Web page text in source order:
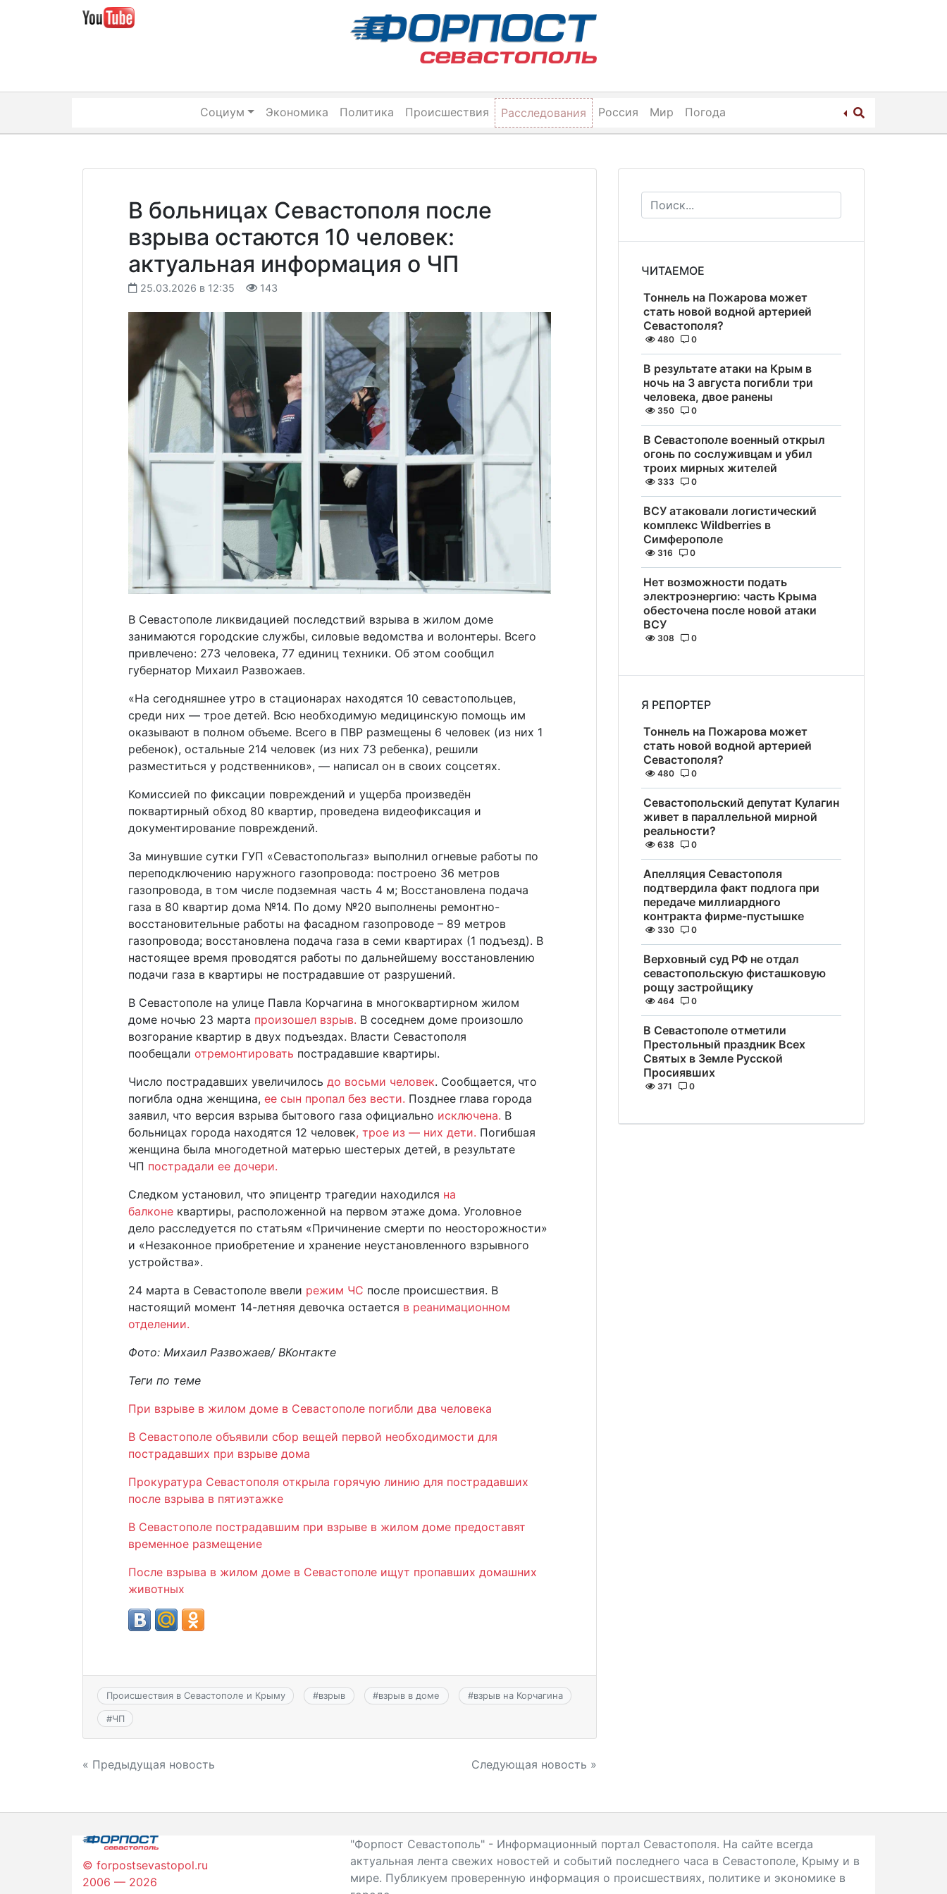
Социум Экономика Политика Происшествия Расследования Россия Мир Погода
В больницах Севастополя после
взрыва остаются 10 человек:
актуальная информация о ЧП
25.03.2026 в 12:35 143
В Севастополе ликвидацией последствий взрыва в жилом доме
занимаются городские службы, силовые ведомства и волонтеры. Всего
привлечено: 273 человека, 77 единиц техники. Об этом сообщил
губернатор Михаил Развожаев.
«На сегодняшнее утро в стационарах находятся 10 севастопольцев,
среди них — трое детей. Всю необходимую медицинскую помощь им
оказывают в полном объеме. Всего в ПВР размещены 6 человек (из них 1
ребенок), остальные 214 человек (из них 73 ребенка), решили
разместиться у родственников», — написал он в своих соцсетях.
Комиссией по фиксации повреждений и ущерба произведён
поквартирный обход 80 квартир, проведена видеофиксация и
документирование повреждений.
За минувшие сутки ГУП «Севастопольгаз» выполнил огневые работы по
переподключению наружного газопровода: построено 36 метров
газопровода, в том числе подземная часть 4 м; Восстановлена подача
газа в 80 квартир дома №14. По дому №20 выполнены ремонтно-
восстановительные работы на фасадном газопроводе – 89 метров
газопровода; восстановлена подача газа в семи квартирах (1 подъезд). В
настоящее время проводятся работы по дальнейшему восстановлению
подачи газа в квартиры не пострадавшие от разрушений.
В Севастополе на улице Павла Корчагина в многоквартирном жилом
доме ночью 23 марта произошел взрыв. В соседнем доме произошло
возгорание квартир в двух подъездах. Власти Севастополя
пообещали отремонтировать пострадавшие квартиры.
Число пострадавших увеличилось до восьми человек. Сообщается, что
погибла одна женщина, ее сын пропал без вести. Позднее глава города
заявил, что версия взрыва бытового газа официально исключена. В
больницах города находятся 12 человек, трое из — них дети. Погибшая
женщина была многодетной матерью шестерых детей, в результате
ЧП пострадали ее дочери.
Следком установил, что эпицентр трагедии находился на
балконе квартиры, расположенной на первом этаже дома. Уголовное
дело расследуется по статьям «Причинение смерти по неосторожности»
и «Незаконное приобретение и хранение неустановленного взрывного
устройства».
24 марта в Севастополе ввели режим ЧС после происшествия. В
настоящий момент 14-летняя девочка остается в реанимационном
отделении.
Фото: Михаил Развожаев/ ВКонтакте
Теги по теме
При взрыве в жилом доме в Севастополе погибли два человека
В Севастополе объявили сбор вещей первой необходимости для
пострадавших при взрыве дома
Прокуратура Севастополя открыла горячую линию для пострадавших
после взрыва в пятиэтажке
В Севастополе пострадавшим при взрыве в жилом доме предоставят
временное размещение
После взрыва в жилом доме в Севастополе ищут пропавших домашних
животных
Происшествия в Севастополе и Крыму #взрыв #взрыв в доме #взрыв на Корчагина
#ЧП
Навигация
записям
« Предыдущая новость Следующая новость »
ЧИТАЕМОЕ
Тоннель на Пожарова может
стать новой водной артерией
Севастополя?
480 0
В результате атаки на Крым в
ночь на 3 августа погибли три
человека, двое ранены
350 0
В Севастополе военный открыл
огонь по сослуживцам и убил
троих мирных жителей
333 0
ВСУ атаковали логистический
комплекс Wildberries в
Симферополе
316 0
Нет возможности подать
электроэнергию: часть Крыма
обесточена после новой атаки
ВСУ
308 0
Я РЕПОРТЕР
Тоннель на Пожарова может
стать новой водной артерией
Севастополя?
480 0
Севастопольский депутат Кулагин
живет в параллельной мирной
реальности?
638 0
Апелляция Севастополя
подтвердила факт подлога при
передаче миллиардного
контракта фирме-пустышке
330 0
Верховный суд РФ не отдал
севастопольскую фисташковую
рощу застройщику
464 0
В Севастополе отметили
Престольный праздник Всех
Святых в Земле Русской
Просиявших
371 0
© forpostsevastopol.ru
2006 — 2026
"Форпост Севастополь" - Информационный портал Севастополя. На сайте всегда
актуальная лента свежих новостей и событий последнего часа в Севастополе, Крыму и в
мире. Публикуем проверенную информация о происшествиях, политике и экономике в